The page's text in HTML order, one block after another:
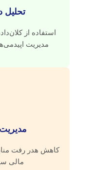
تحلیل
استفاده از
مدیریت
کاهش هدر رفت
مالی